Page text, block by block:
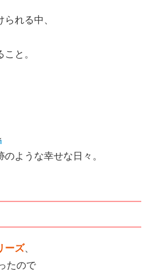
れる中、
と。
ような幸せな日々。
ーズ、
たので